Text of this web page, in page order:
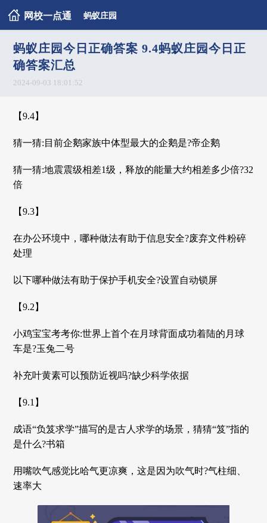
网校一点通 蚂蚁庄园
蚂蚁庄园今日正确答案 9.4蚂蚁庄园今日正
确答案汇总
2024-09-03 18:01:52
【9.4】
猜一猜:目前企鹅家族中体型最大的企鹅是?帝企鹅
猜一猜:地震震级相差1级，释放的能量大约相差多少倍?32
倍
【9.3】
在办公环境中，哪种做法有助于信息安全?废弃文件粉碎
处理
以下哪种做法有助于保护手机安全?设置自动锁屏
【9.2】
小鸡宝宝考考你:世界上首个在月球背面成功着陆的月球
车是?玉兔二号
补充叶黄素可以预防近视吗?缺少科学依据
【9.1】
成语“负笈求学”描写的是古人求学的场景，猜猜“笈”指的
是什么?书箱
用嘴吹气感觉比哈气更凉爽，这是因为吹气时?气柱细、
速率大